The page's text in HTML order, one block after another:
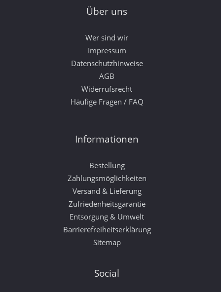
Über uns
Wer sind wir
Impressum
Datenschutzhinweise
AGB
Widerrufsrecht
Häufige Fragen / FAQ
Informationen
Bestellung
Zahlungsmöglichkeiten
Versand & Lieferung
Zufriedenheitsgarantie
Entsorgung & Umwelt
Barrierefreiheitserklärung
Sitemap
Social